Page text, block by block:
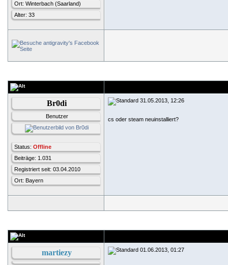
Ort: Winterbach (Saarland)
Alter: 33
Br0di
Benutzer
Status: Offline
Beiträge: 1.031
Registriert seit: 03.04.2010
Ort: Bayern
31.05.2013, 12:26
cs oder steam neuinstalliert?
martiezy 01.06.2013, 01:27